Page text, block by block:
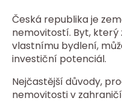
Česká republika je
nemovitostí. Byt, který
vlastnímu bydlení,
investiční potenciál.
Nejčastější důvody,
nemovitosti v